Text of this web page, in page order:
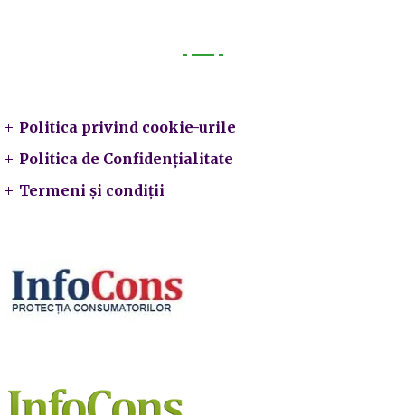
Politica privind cookie-urile
Politica de Confidențialitate
Termeni și condiții